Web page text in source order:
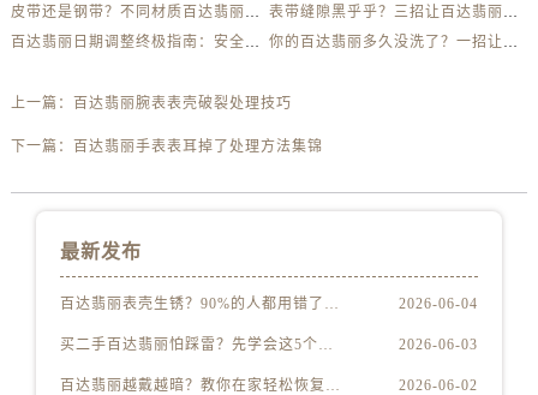
上一篇： 百达翡丽腕表表壳破裂处理技巧
下一篇： 百达翡丽手表表耳掉了处理方法集锦
最新发布
2026-06-04
2026-06-03
2026-06-02